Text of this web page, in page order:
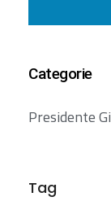
Categorie
Presidente
Tag